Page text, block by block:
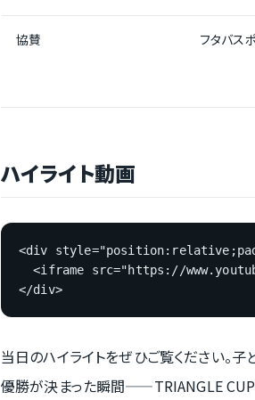
協賛 フタバス
ハイライト動画
<div
<iframe src="https://
</div>
当日のハイライトをぜひご覧ください。
優勝が決まった瞬間——TRIANGLE CUP